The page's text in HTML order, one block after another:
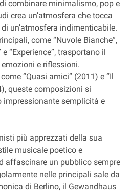
combinare minimalismo, pop e
crea un’atmosfera che tocca
un’atmosfera indimenticabile.
come “Nuvole Bianche”,
e “Experience”, trasportano il
e riflessioni.
“Quasi amici” (2011) e “Il
queste composizioni si
impressionante semplicità e
più apprezzati della sua
musicale poetico e
affascinare un pubblico sempre
nelle principali sale da
di Berlino, il Gewandhaus